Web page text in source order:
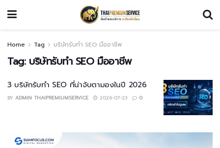
Home Tag บริษัทรับทำ SEO มืออาชีพ
Tag: บริษัทรับทำ SEO มืออาชีพ
3 บริษัทรับทำ SEO ที่น่าจับตามองในปี 2026
BY ADMIN THAIPREMIUMSERVICE 2026-07-23 0